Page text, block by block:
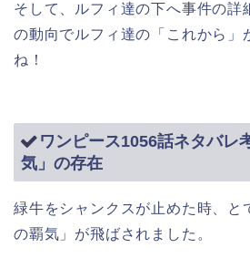
そして、ルフィ達の下へ事件の詳
の動向でルフィ達の「これから」
ね！
ワンピース1056話ネタバレ
気」の存在
緑牛をシャンクスが止めた時、と
の覇気」が飛ばされました。